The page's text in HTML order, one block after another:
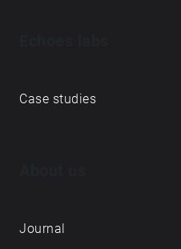
Case studies
Journal